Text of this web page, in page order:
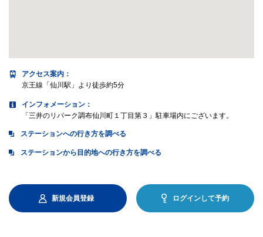
アクセス案内 ：
京王線「仙川駅」より徒歩約5分
インフォメーション：
「三井のリパーク調布仙川町１丁目第３」駐車場内にございます。
ステーションへの行き方を調べる
ステーションから目的地への行き方を調べる
新規会員登録 ログインして予約